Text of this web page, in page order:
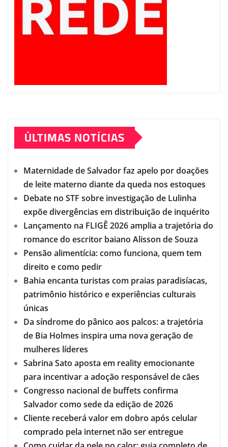
ÚLTIMAS NOTÍCIAS
Maternidade de Salvador faz apelo por doações
de leite materno diante da queda nos estoques
Debate no STF sobre investigação de Lulinha
expõe divergências em distribuição de inquérito
Lançamento na FLIGÊ 2026 amplia a trajetória do
romance do escritor baiano Alisson de Souza
Pensão alimentícia: como funciona, quem tem
direito e como pedir
Bahia encanta turistas com praias paradisíacas,
patrimônio histórico e experiências culturais
únicas
Da síndrome do pânico aos palcos: a trajetória
de Bia Holmes inspira uma nova geração de
mulheres líderes
Sabrina Sato aposta em reality emocionante
para incentivar a adoção responsável de cães
Congresso nacional de buffets confirma
Salvador como sede da edição de 2026
Cliente receberá valor em dobro após celular
comprado pela internet não ser entregue